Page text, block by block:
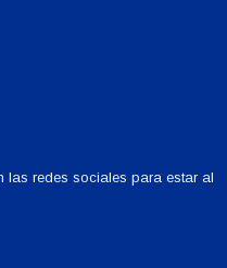
las redes sociales para estar al